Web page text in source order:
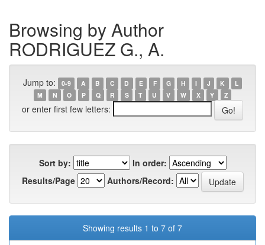
Browsing by Author
RODRIGUEZ G., A.
Jump to: 0-9 A B C D E F G H I J K
L
M
N O P Q R S T U V W X Y Z
or enter first few letters:
Sort by:
In order:
Results/Page
Authors/Record:
Showing results 1 to 7 of 7